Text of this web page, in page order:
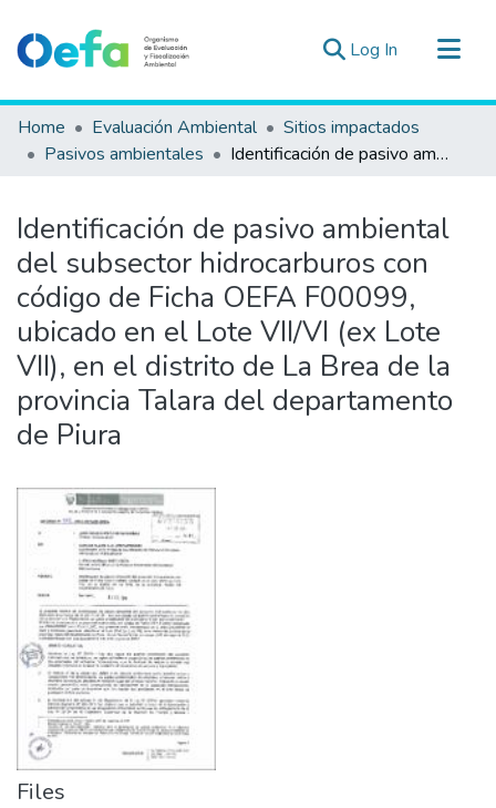
Log In (current)
Communities & Collections
All of DSpace
Estad. Externas
Guias ▾
Home Evaluación Ambiental
Sitios impactados
Pasivos ambientales
Identificación de pasivo ambiental del subsector hidrocarburos con código de Ficha OEFA F00099, ubicado en el Lote VII/VI (ex Lote VII), en el distrito de La Brea de la provincia Talara del departamento de Piura
Identificación de pasivo ambiental
del subsector hidrocarburos con
código de Ficha OEFA F00099,
ubicado en el Lote VII/VI (ex Lote
VII), en el distrito de La Brea de la
provincia Talara del departamento
de Piura
Files